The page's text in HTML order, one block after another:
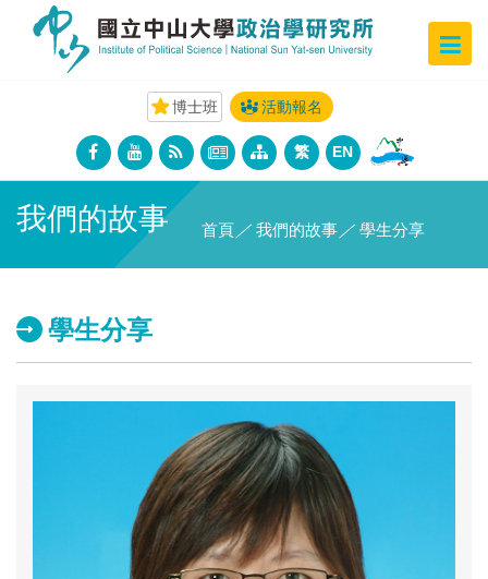
博士班 活動報名
繁 EN
我們的故事 首頁 ／ 我們的故事 ／ 學生分享
學生分享